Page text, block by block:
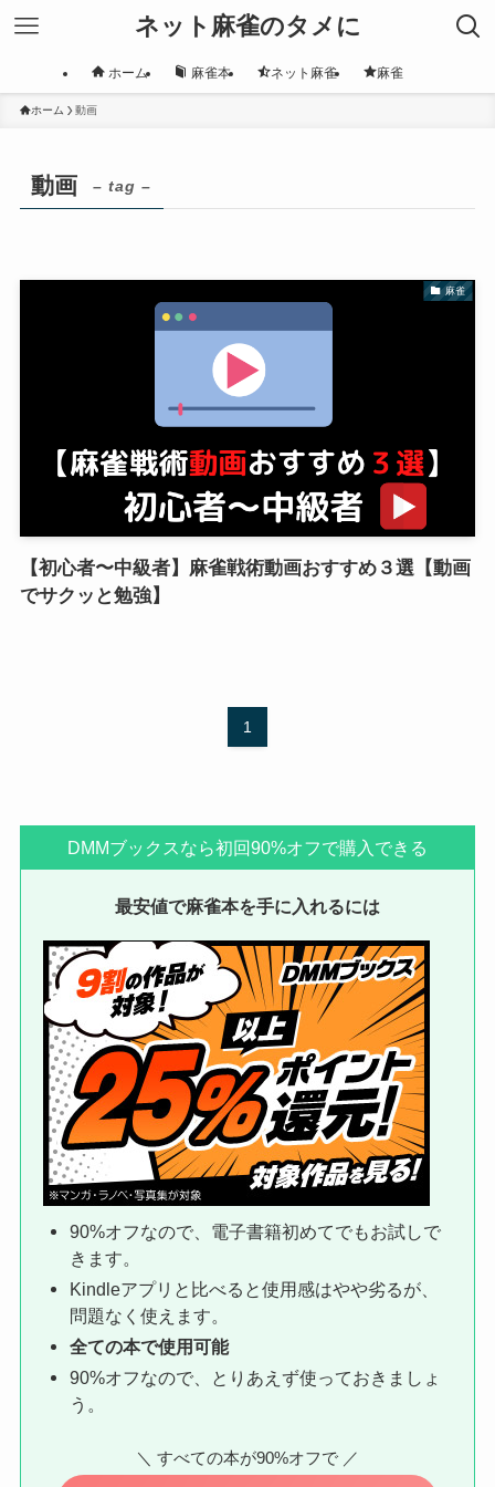
ネット麻雀のタメに
ホーム 麻雀本 ネット麻雀 麻雀
ホーム 動画
動画 – tag –
麻雀
【初心者〜中級者】麻雀戦術動画おすすめ３選【動画
でサクッと勉強】
1
DMMブックスなら初回90%オフで購入できる
最安値で麻雀本を手に入れるには
90%オフなので、電子書籍初めてでもお試しで
きます。
Kindleアプリと比べると使用感はやや劣るが、
問題なく使えます。
全ての本で使用可能
90%オフなので、とりあえず使っておきましょ
う。
＼ すべての本が90%オフで ／